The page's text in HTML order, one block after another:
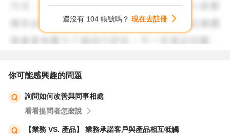
還沒有 104 帳號嗎？ 現在去註冊
你可能感興趣的問題
詢問如何改善與同事相處
看看提問者怎麼說
【業務 VS. 產品】 業務承諾客戶與產品相互牴觸